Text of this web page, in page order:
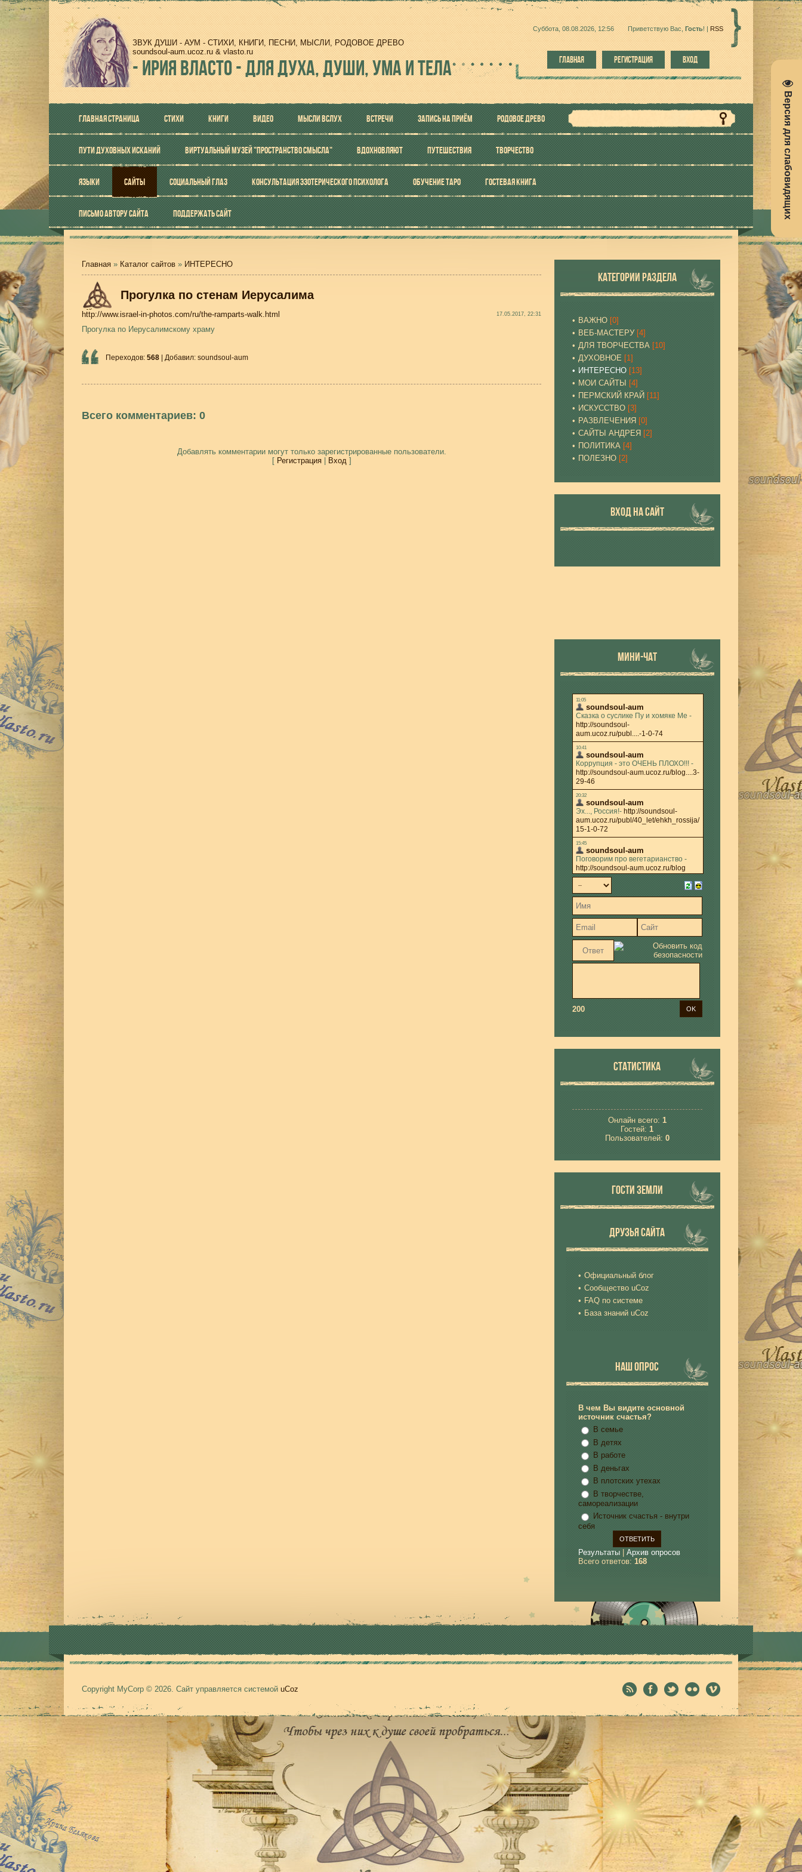
Версия для слабовидящих
ЗВУК ДУШИ - АУМ - СТИХИ, КНИГИ, ПЕСНИ, МЫСЛИ, РОДОВОЕ ДРЕВО
soundsoul-aum.ucoz.ru & vlasto.ru
-ИРИЯ ВЛАСТО - ДЛЯ ДУХА, ДУШИ, УМА И ТЕЛА
Суббота, 08.08.2026, 12:56 Приветствую Вас Гость! | RSS
ГЛАВНАЯ РЕГИСТРАЦИЯ ВХОД
ГЛАВНАЯ СТРАНИЦА СТИХИ КНИГИ ВИДЕО МЫСЛИ ВСЛУХ ВСТРЕЧИ ЗАПИСЬ НА ПРИЁМ РОДОВОЕ ДРЕВО
ПУТИ ДУХОВНЫХ ИСКАНИЙ ВИРТУАЛЬНЫЙ МУЗЕЙ "ПРОСТРАНСТВО СМЫСЛА" ВДОХНОВЛЯЮТ ПУТЕШЕСТВИЯ ТВОРЧЕСТВО
ЯЗЫКИ САЙТЫ СОЦИАЛЬНЫЙ ГЛАЗ КОНСУЛЬТАЦИЯ ЭЗОТЕРИЧЕСКОГО ПСИХОЛОГА ОБУЧЕНИЕ ТАРО ГОСТЕВАЯ КНИГА
ПИСЬМО АВТОРУ САЙТА ПОДДЕРЖАТЬ САЙТ
Главная » Каталог сайтов » ИНТЕРЕСНО
Прогулка по стенам Иерусалима
http://www.israel-in-photos.com/ru/the-ramparts-walk.html 17.05.2017, 22:31
Прогулка по Иерусалимскому храму
Переходов: 568 Добавил: soundsoul-aum
Всего комментариев: 0
Добавлять комментарии могут только зарегистрированные пользователи.
[ Регистрация| Вход]
КАТЕГОРИИ РАЗДЕЛА
ВАЖНО [0]
ВЕБ-МАСТЕРУ [4]
ДЛЯ ТВОРЧЕСТВА [10]
ДУХОВНОЕ [1]
ИНТЕРЕСНО [13]
МОИ САЙТЫ
[4]
ПЕРМСКИЙ КРАЙ [11]
ИСКУССТВО [3]
РАЗВЛЕЧЕНИЯ [0]
САЙТЫ АНДРЕЯ [2]
ПОЛИТИКА [4]
ПОЛЕЗНО [2]
ВХОД НА САЙТ
МИНИ-ЧАТ
200
СТАТИСТИКА
Онлайн всего: 1
Гостей:1
Пользователей: 0
ГОСТИ ЗЕМЛИ
ДРУЗЬЯ САЙТА
Официальный блог
Сообщество uCoz
FAQ по системе
База знаний uCoz
НАШ ОПРОС
В чем Вы видите основной
источник счастья?
В семье
В детях
В работе
В деньгах
В плотских утехах
В творчестве,
самореализации
Источник счастья - внутри
себя
Результаты| Архив опросов
Всего ответов: 168
Copyright MyCorp © 2026. Сайт управляется системой uCoz